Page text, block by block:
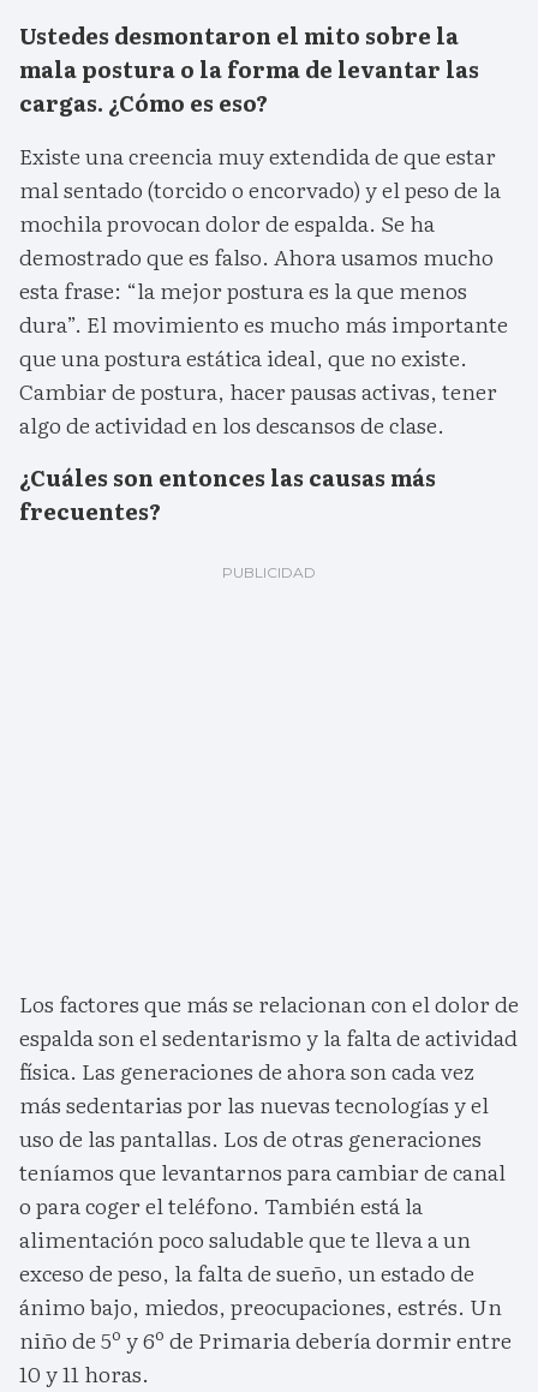
Ustedes desmontaron el mito sobre la
mala postura o la forma de levantar las
cargas. ¿Cómo es eso?
Existe una creencia muy extendida de que estar
mal sentado (torcido o encorvado) y el peso de la
mochila provocan dolor de espalda. Se ha
demostrado que es falso. Ahora usamos mucho
esta frase: “la mejor postura es la que menos
dura”. El movimiento es mucho más importante
que una postura estática ideal, que no existe.
Cambiar de postura, hacer pausas activas, tener
algo de actividad en los descansos de clase.
¿Cuáles son entonces las causas más
frecuentes?
Los factores que más se relacionan con el dolor de
espalda son el sedentarismo y la falta de actividad
física. Las generaciones de ahora son cada vez
más sedentarias por las nuevas tecnologías y el
uso de las pantallas. Los de otras generaciones
teníamos que levantarnos para cambiar de canal
o para coger el teléfono. También está la
alimentación poco saludable que te lleva a un
exceso de peso, la falta de sueño, un estado de
ánimo bajo, miedos, preocupaciones, estrés. Un
niño de 5º y 6º de Primaria debería dormir entre
10 y 11 horas.